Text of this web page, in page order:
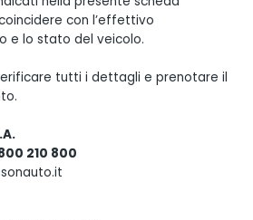
con l’effettivo
e lo stato del veicolo.
tutti i dettagli e prenotare il
210 800